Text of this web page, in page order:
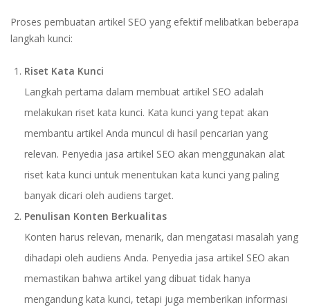
Proses pembuatan artikel SEO yang efektif melibatkan beberapa
langkah kunci:
Riset Kata Kunci
Langkah pertama dalam membuat artikel SEO adalah
melakukan riset kata kunci. Kata kunci yang tepat akan
membantu artikel Anda muncul di hasil pencarian yang
relevan. Penyedia jasa artikel SEO akan menggunakan alat
riset kata kunci untuk menentukan kata kunci yang paling
banyak dicari oleh audiens target.
Penulisan Konten Berkualitas
Konten harus relevan, menarik, dan mengatasi masalah yang
dihadapi oleh audiens Anda. Penyedia jasa artikel SEO akan
memastikan bahwa artikel yang dibuat tidak hanya
mengandung kata kunci, tetapi juga memberikan informasi